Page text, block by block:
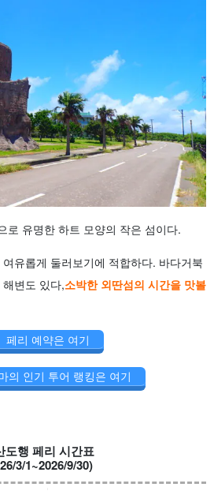
로 유명한 하트 모양의 작은 섬이다.
유롭게 둘러보기에 적합하다. 바다거북
변도 있다,소박한 외딴섬의 시간을 맛볼
페리 예약은 여기
의 인기 투어 랭킹은 여기
도행 페리 시간표
3/1~2026/9/30)